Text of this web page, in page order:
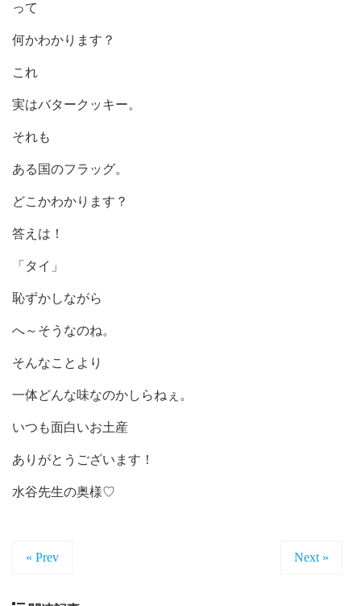
って
何かわかります？
これ
実はバタークッキー。
それも
ある国のフラッグ。
どこかわかります？
答えは！
「タイ」
恥ずかしながら
へ～そうなのね。
そんなことより
一体どんな味なのかしらねぇ。
いつも面白いお土産
ありがとうございます！
水谷先生の奥様♡
« Prev Next »